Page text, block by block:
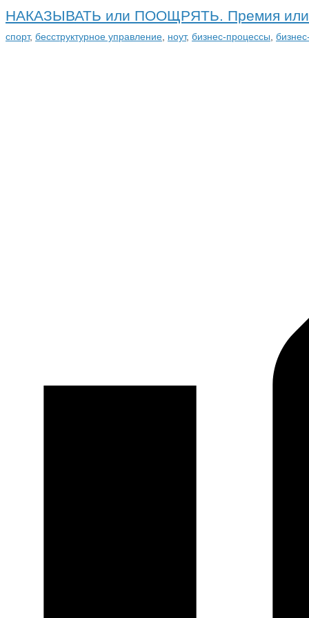
НАКАЗЫВАТЬ или ПООЩРЯТЬ. Премия или
спорт, бесструктурное управление, ноут, бизнес-процессы,